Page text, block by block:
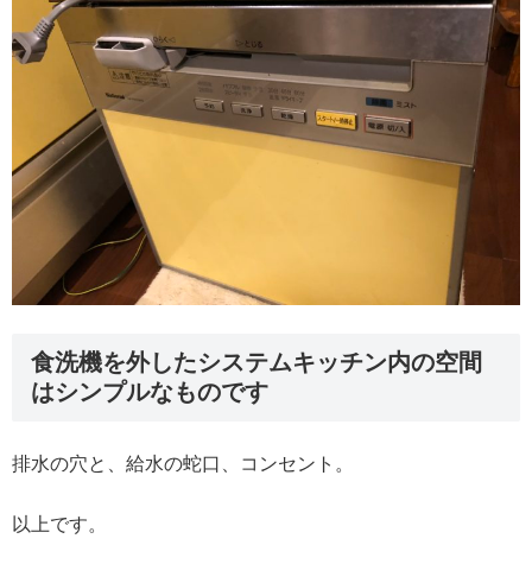
食洗機を外したシステムキッチン内の空間
はシンプルなものです
排水の穴と、給水の蛇口、コンセント。
以上です。